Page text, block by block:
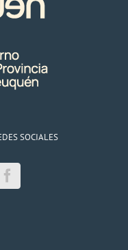
SOCIALES